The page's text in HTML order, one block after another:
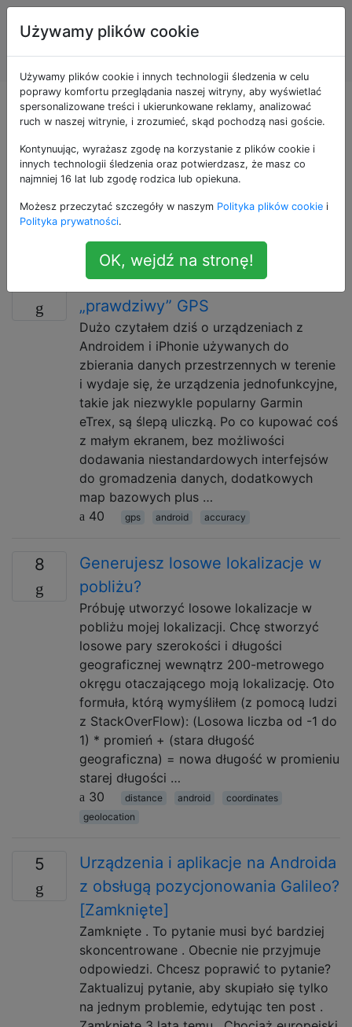
Systemy
Informacji
Geograficznej
Pytania otagowane
jako android
mobilnych, który zawiera system operacyjny,
oprogramowanie pośrednie i kluczowe aplikacje”,
Tablet lub smartfon GPS vs
„prawdziwy” GPS
Dużo czytałem dziś o urządzeniach z
Androidem i iPhonie używanych do
zbierania danych przestrzennych w terenie
i wydaje się, że urządzenia jednofunkcyjne,
takie jak niezwykle popularny Garmin
eTrex, są ślepą uliczką. Po co kupować coś
z małym ekranem, bez możliwości
dodawania niestandardowych interfejsów
do gromadzenia danych, dodatkowych
map bazowych plus …
40
gps android accuracy
8
Generujesz losowe lokalizacje w
pobliżu?
Próbuję utworzyć losowe lokalizacje w
pobliżu mojej lokalizacji. Chcę stworzyć
losowe pary szerokości i długości
geograficznej wewnątrz 200-metrowego
okręgu otaczającego moją lokalizację. Oto
formuła, którą wymyśliłem (z pomocą ludzi
z StackOverFlow): (Losowa liczba od -1 do
1) * promień + (stara długość
geograficzna) = nowa długość w promieniu
starej długości …
30
distance android
coordinates
geolocation
5
Urządzenia i aplikacje na Androida
z obsługą pozycjonowania Galileo?
[Zamknięte]
Zamknięte . To pytanie musi być bardziej
skoncentrowane . Obecnie nie przyjmuje
odpowiedzi. Chcesz poprawić to pytanie?
Zaktualizuj pytanie, aby skupiało się tylko
na jednym problemie, edytując ten post .
Używamy plików cookie
Używamy plików cookie i innych technologii śledzenia w celu
poprawy komfortu przeglądania naszej witryny, aby wyświetlać
spersonalizowane treści i ukierunkowane reklamy, analizować
ruch w naszej witrynie, i zrozumieć, skąd pochodzą nasi goście.
Kontynuując, wyrażasz zgodę na korzystanie z plików cookie i
innych technologii śledzenia oraz potwierdzasz, że masz co
najmniej 16 lat lub zgodę rodzica lub opiekuna.
Możesz przeczytać szczegóły w naszym Polityka plików cookie i
Polityka prywatności.
OK, wejdź na stronę!